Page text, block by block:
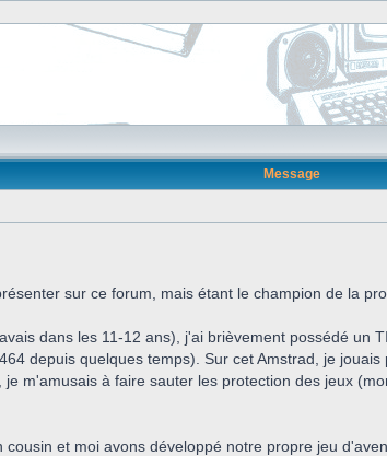
Message
sur ce forum, mais étant le champion de la
dans les 11-12 ans), j'ai brièvement possédé un
depuis quelques temps). Sur cet Amstrad, je
m'amusais à faire sauter les protection des jeux
et moi avons développé notre propre jeu